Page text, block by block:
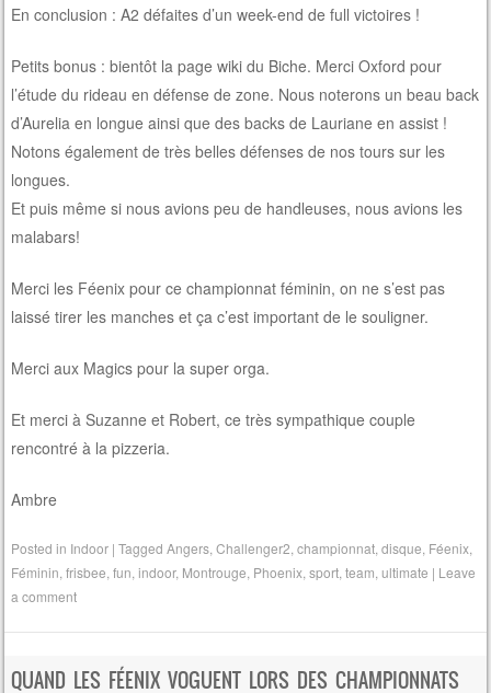
En conclusion : A2 défaites d’un week-end de full victoires !
Petits bonus : bientôt la page wiki du Biche. Merci Oxford pour
l’étude du rideau en défense de zone. Nous noterons un beau back
d’Aurelia en longue ainsi que des backs de Lauriane en assist !
Notons également de très belles défenses de nos tours sur les
longues.
Et puis même si nous avions peu de handleuses, nous avions les
malabars!
Merci les Féenix pour ce championnat féminin, on ne s’est pas
laissé tirer les manches et ça c’est important de le souligner.
Merci aux Magics pour la super orga.
Et merci à Suzanne et Robert, ce très sympathique couple
rencontré à la pizzeria.
Ambre
Posted in Indoor |TaggedAngers ,Challenger2 ,championnat ,disque Féenix
Féminin ,frisbee ,fun ,indoor, Montrouge Phoenix ,sport ,team ,ultimate | Leave
a comment
QUAND LES FÉENIX VOGUENT LORS DES CHAMPIONNATS